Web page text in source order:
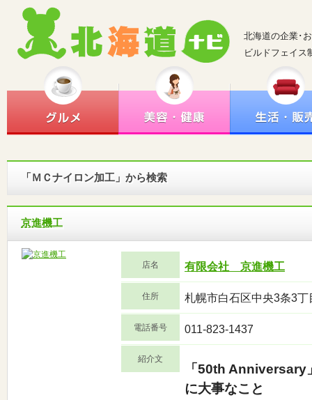
北海道の企業･
ビルドフェイス
「ＭＣナイロン加工」から検索
京進機工
店名 有限会社 京進機工
住所 札幌市白石区中央3条3丁
電話番号 011-823-1437
紹介文
「50th Anniversary
に大事なこと